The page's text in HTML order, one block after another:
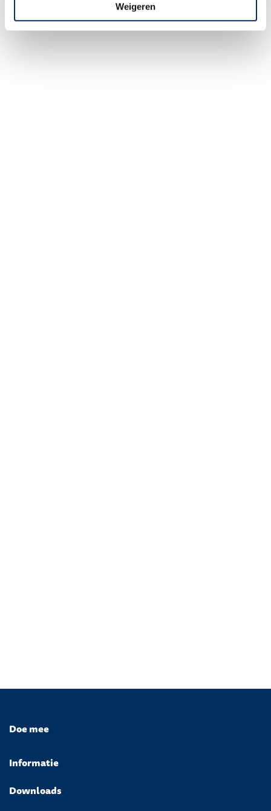
Weigeren
Doe mee
Informatie
Downloads